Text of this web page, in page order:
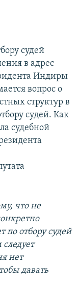
судей
в адрес
Индиры
вопрос о
структур в
судей. Как
судебной
что не
по отбору судей
нет
давать